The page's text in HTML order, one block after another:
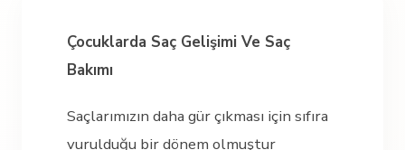
Çocuklarda Saç Gelişimi Ve Saç
Bakımı
Saçlarımızın daha gür çıkması için sıfıra
vurulduğu bir dönem olmuştur